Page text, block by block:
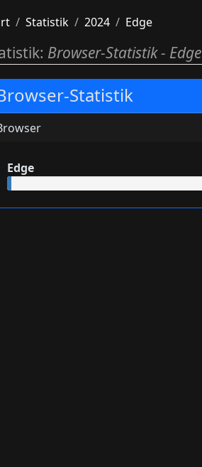
Statistik 2024 Edge
Browser-Statistik - Edge
Statistik
Edge